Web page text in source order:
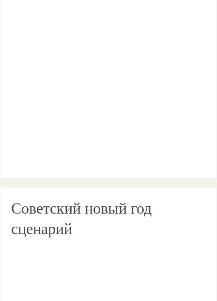
Советский новый год
сценарий